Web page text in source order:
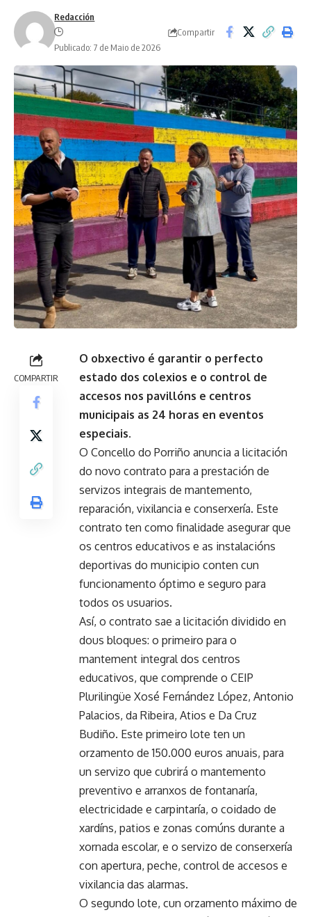
Redacción
Publicado: 7 de Maio de 2026
Compartir
COMPARTIR
O obxectivo é garantir o perfecto
estado dos colexios e o control de
accesos nos pavillóns e centros
municipais as 24 horas en eventos
especiais.
O Concello do Porriño anuncia a licitación
do novo contrato para a prestación de
servizos integrais de mantemento,
reparación, vixilancia e conserxería. Este
contrato ten como finalidade asegurar que
os centros educativos e as instalacións
deportivas do municipio conten cun
funcionamento óptimo e seguro para
todos os usuarios.
Así, o contrato sae a licitación dividido en
dous bloques: o primeiro para o
mantement integral dos centros
educativos, que comprende o CEIP
Plurilingüe Xosé Fernández López, Antonio
Palacios, da Ribeira, Atios e Da Cruz
Budiño. Este primeiro lote ten un
orzamento de 150.000 euros anuais, para
un servizo que cubrirá o mantemento
preventivo e arranxos de fontanaría,
electricidade e carpintaría, o coidado de
xardíns, patios e zonas comúns durante a
xornada escolar, e o servizo de conserxería
con apertura, peche, control de accesos e
vixilancia das alarmas.
O segundo lote, cun orzamento máximo de